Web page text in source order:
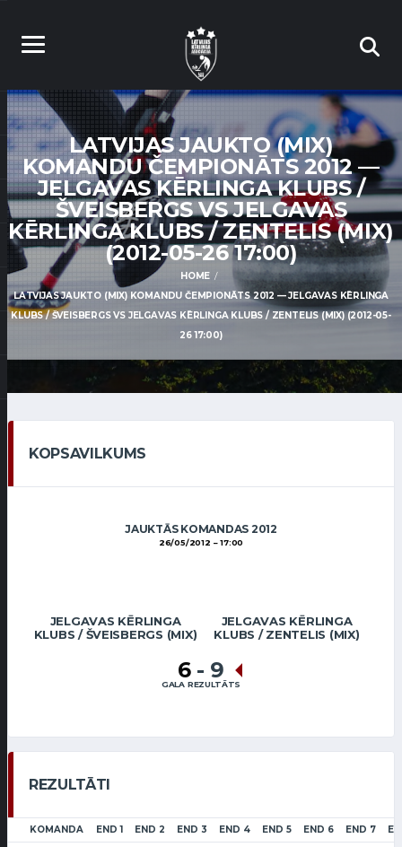
LATVIJAS JAUKTO (MIX)
KOMANDU ČEMPIONĀTS 2012 —
JELGAVAS KĒRLINGA KLUBS /
ŠVEISBERGS VS JELGAVAS
KĒRLINGA KLUBS / ZENTELIS (MIX)
(2012-05-26 17:00)
HOME
LATVIJAS JAUKTO (MIX) KOMANDU ČEMPIONĀTS 2012 — JELGAVAS KĒRLINGA
KLUBS / ŠVEISBERGS VS JELGAVAS KĒRLINGA KLUBS / ZENTELIS (MIX) (2012-05-
26 17:00)
KOPSAVILKUMS
JAUKTĀS KOMANDAS 2012
26/05/2012 17:00
JELGAVAS KĒRLINGA
KLUBS / ŠVEISBERGS (MIX)
JELGAVAS KĒRLINGA
KLUBS / ZENTELIS (MIX)
6 - 9
GALA REZULTĀTS
REZULTĀTI
KOMANDA END 1 END 2 END 3 END 4 END 5 END 6 END 7